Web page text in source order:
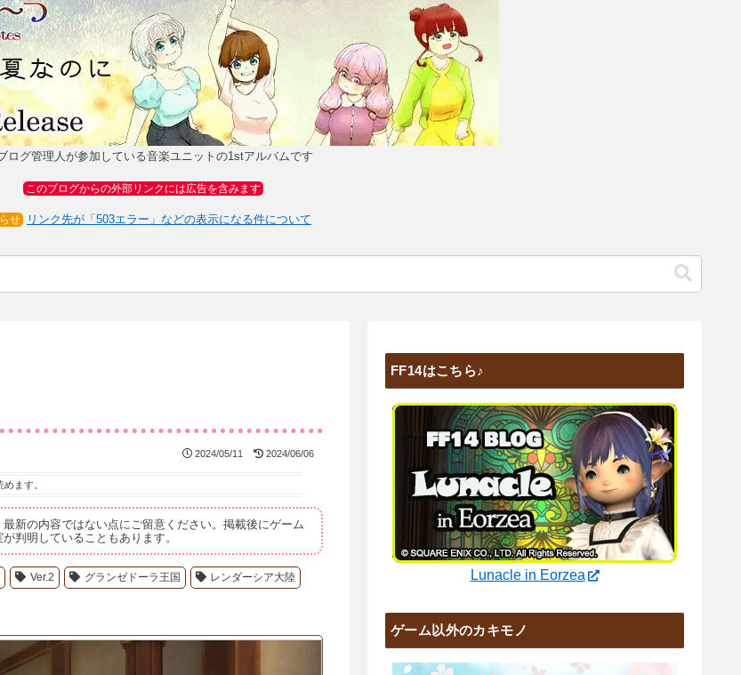
ログ管理人が参加している音楽ユニットの1stアルバムです
このブログからの外部リンクには広告を含みます
せ リンク先が「503エラー」などの表示になる件について
2024/05/11 2024/06/06
めます。
新の内容ではない点にご留意ください。掲載後にゲーム
判明していることもあります。
Ver.2 グランゼドーラ王国 レンダーシア大陸
FF14はこちら♪
Lunacle in Eorzea
ゲーム以外のカキモノ